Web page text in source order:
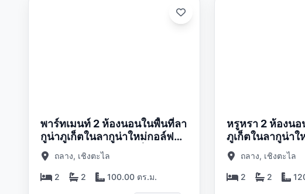
พาร์ทเมนท์ 2 ห้องนอนในพื้นที่ลา
กูน่าภูเก็ตในลากูน่าใหม่กอล์ฟ
เรสซิเดนซ์ชบาคอมเพล็กซ์
ถลาง, เชิงตะไล
2 2 100.00 ตร.ม.
หรูหรา 2 ห้องน
ภูเก็ตในลากูน่าใ
เดนซ์ชบาคอมเพ
ถลาง, เชิงตะไล
2 2